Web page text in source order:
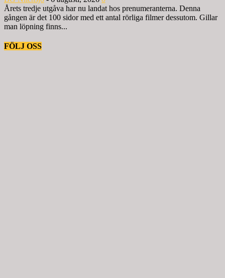
Årets tredje utgåva har nu landat hos prenumeranterna. Denna
gången är det 100 sidor med ett antal rörliga filmer dessutom. Gillar
man löpning finns...
FÖLJ OSS